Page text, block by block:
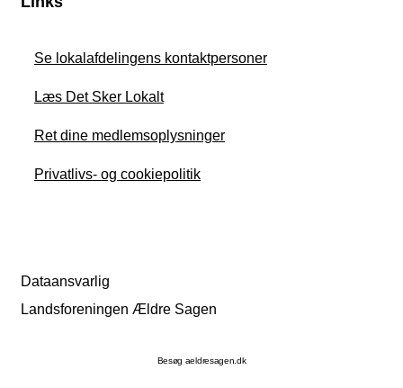
Se lokalafdelingens kontaktpersoner
Læs Det Sker Lokalt
Ret dine medlemsoplysninger
Privatlivs- og cookiepolitik
Dataansvarlig
Landsforeningen Ældre Sagen
Besøg aeldresagen.dk